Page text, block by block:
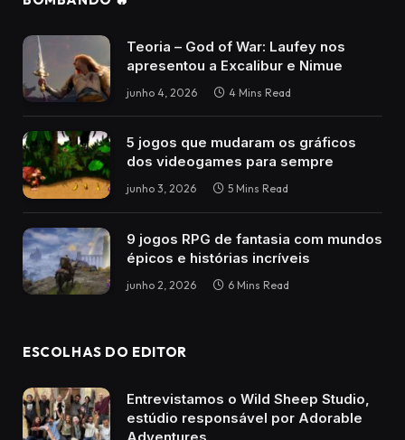
Teoria – God of War: Laufey nos
apresentou a Excalibur e Nimue
junho 4, 2026 4 Mins Read
5 jogos que mudaram os gráficos
dos videogames para sempre
junho 3, 2026 5 Mins Read
9 jogos RPG de fantasia com mundos
épicos e histórias incríveis
junho 2, 2026 6 Mins Read
ESCOLHAS DO EDITOR
Entrevistamos o Wild Sheep Studio,
estúdio responsável por Adorable